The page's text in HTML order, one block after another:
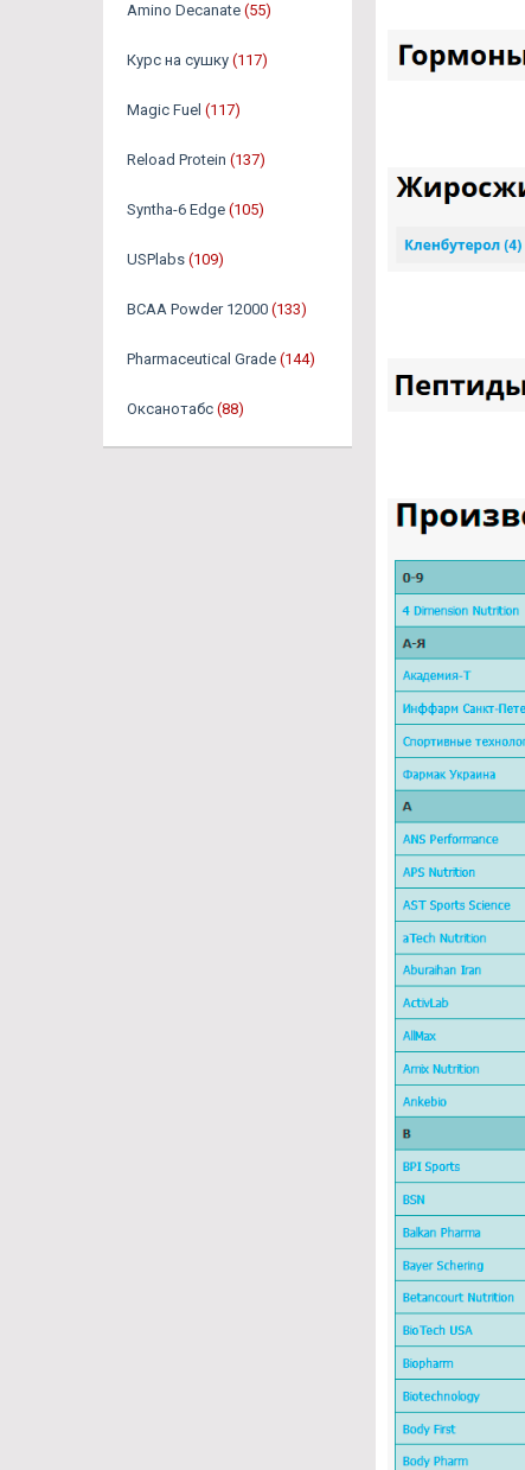
Amino Decanate (55)
Курс на сушку (117)
Magic Fuel (117)
Reload Protein (137)
Syntha-6 Edge (105)
USPlabs (109)
BCAA Powder 12000 (133)
Pharmaceutical Grade (144)
Оксанотабс (88)